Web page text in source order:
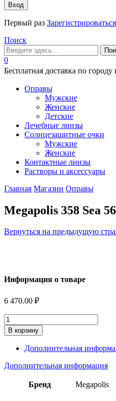
Вход
Первый раз
Поиск
0
Бесплатная доставка по
Оправы
Мужские
Женские
Детские
Лечебные линзы
Солнцезащитные очки
Мужские
Женские
Контактные линзы
Растворы и аксессуары
Главная Магазин Оправы
Megapolis 358 Sea
Вернуться на предыдущую
Информация о товаре
6 470.00 ₽
Количество
В корзину
Дополнительная
Дополнительная информация
Бренд Megapolis